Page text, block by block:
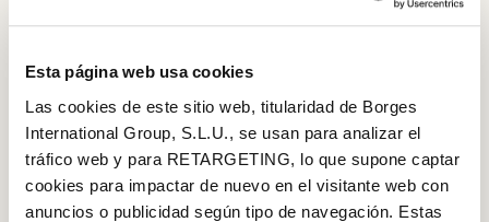
Esta página web usa cookies
Las cookies de este sitio web, titularidad de Borges
International Group, S.L.U., se usan para analizar el
tráfico web y para RETARGETING, lo que supone captar
cookies para impactar de nuevo en el visitante web con
anuncios o publicidad según tipo de navegación. Estas